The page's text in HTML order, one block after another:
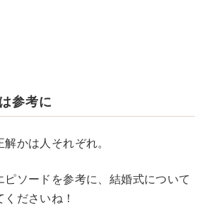
参考に
かは人それぞれ。
ソードを参考に、結婚式について
ださいね！